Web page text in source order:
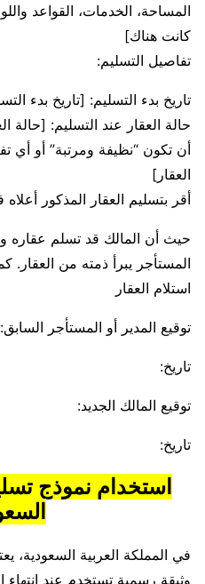
المساحة، الخدمات، القواعد
كانت هناك]
تفاصيل التسليم:
تاريخ بدء التسليم: [تاريخ بدء
حالة العقار عند التسليم: [حالة
أن تكون “نظيفة ومرتبة” أو أي
العقار]
أقر بتسليم العقار المذكور
حيث أن المالك قد تسلم عقاره
المستأجر يبرأ ذمته من العقار.
استلام العقار
توقيع المدير أو
تاريخ:
توقيع المالك الجديد:
تاريخ:
استخدام نموذج
في المملكة العربية السعودية،
وثيقة رسمية تستخدم عند انتهاء